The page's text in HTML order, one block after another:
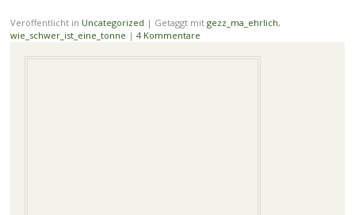
Veröffentlicht in Uncategorized | Getaggt mit gezz_ma_ehrlich,
wie_schwer_ist_eine_tonne | 4 Kommentare